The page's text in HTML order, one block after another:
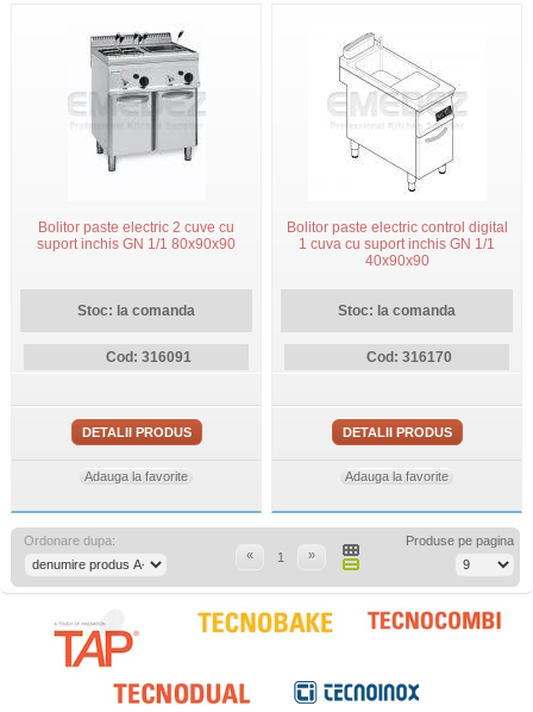
Bolitor paste electric 2 cuve cu
suport inchis GN 1/1 80x90x90
Stoc: la comanda
Cod: 316091
DETALII PRODUS
Adauga la favorite
Bolitor paste electric control digital
1 cuva cu suport inchis GN 1/1
40x90x90
Stoc: la comanda
Cod: 316170
DETALII PRODUS
Adauga la favorite
Ordonare dupa:
«
1 »
Produse pe pagina